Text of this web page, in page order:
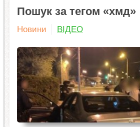
Пошук за тегом «хмд»
Новини ВІДЕО